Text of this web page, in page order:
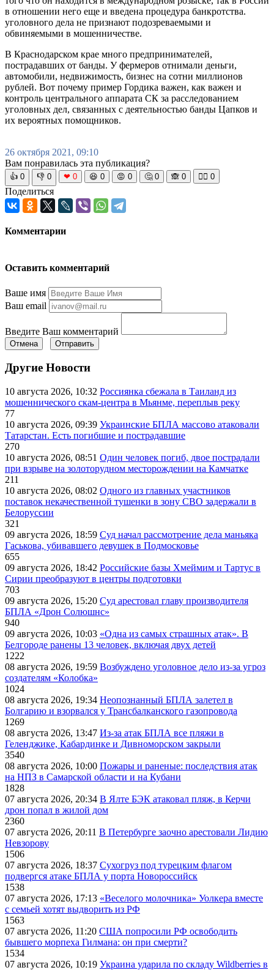
в отношении него еще и введена процедура банкротства.
уголовного дела не признают подозреваемыми и
обвиняемыми в мошенничестве.
В Краснодарском крае много предпринимателей,
пострадавших от банды. У фермеров отнимали деньги,
автомобили, недвижимость, бизнес на сотни миллионов
рублей. Вот почему пример Гордика важен, как важен и
контроль центрального аппарата СК за расследованием
уголовных дел, связанных с деятельностью банды Цапков и
их вероятных помощников.
26 октября 2021, 09:10
Вам понравилась эта публикация?
👍 0 👎 0 ❤ 0 😆 0 😡 0 🤔 0 🙈 0 🧘‍♀️ 0
Поделиться
Комментарии
Оставить комментарий
Ваше имя
Ваш email
Введите Ваш комментарий
Отмена Отправить
Другие Новости
10 августа 2026, 10:32 Россиянка сбежала в Таиланд из
мошеннического скам-центра в Мьянме, переплыв реку
77
10 августа 2026, 09:39 Украинские БПЛА массово атаковали
Татарстан. Есть погибшие и пострадавшие
270
10 августа 2026, 08:51 Один человек погиб, двое пострадали
при взрыве на золоторудном месторождении на Камчатке
211
10 августа 2026, 08:02 Одного из главных участников
поставок некачественной тушенки в зону СВО задержали в
Белоруссии
321
09 августа 2026, 18:59 Суд начал рассмотрение дела маньяка
Гаськова, убивавшего девушек в Подмосковье
655
09 августа 2026, 18:42 Российские базы Хмеймим и Тартус в
Сирии преобразуют в центры подготовки
703
09 августа 2026, 15:20 Суд арестовал главу производителя
БПЛА «Дрон Солюшнс»
940
09 августа 2026, 10:03 «Одна из самых страшных атак». В
Белгороде ранены 13 человек, включая двух детей
1222
08 августа 2026, 19:59 Возбуждено уголовное дело из-за угроз
создателям «Колобка»
1024
08 августа 2026, 19:34 Неопознанный БПЛА залетел в
Болгарию и взорвался у Трансбалканского газопровода
1269
08 августа 2026, 13:47 Из-за атак БПЛА все пляжи в
Геленджике, Кабардинке и Дивноморском закрыли
3540
08 августа 2026, 10:00 Пожары и раненые: последствия атак
на НПЗ в Самарской области и на Кубани
1828
07 августа 2026, 20:34 В Ялте БЭК атаковал пляж, в Керчи
дрон попал в жилой дом
2360
07 августа 2026, 20:11 В Петербурге заочно арестовали Лидию
Невзорову
1506
07 августа 2026, 18:37 Сухогруз под турецким флагом
подвергся атаке БПЛА у порта Новороссийск
1538
07 августа 2026, 17:13 «Веселого молочника» Уолкера вместе
с семьей хотят выдворить из РФ
1563
07 августа 2026, 11:20 США попросили РФ освободить
бывшего морпеха Гилмана: он при смерти?
1534
07 августа 2026, 10:19 Украина ударила по складу Wildberries в